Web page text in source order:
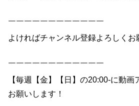
￣￣￣￣￣￣￣￣￣￣￣￣
よければチャンネル登録よろしくお
￣￣￣￣￣￣￣￣￣￣￣￣
【毎週【金】【日】の20:00-に動画
お願いします！